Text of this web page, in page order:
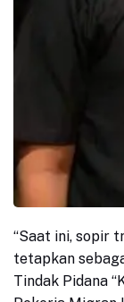
“Saat ini, sopir
tetapkan
Tindak Pidana